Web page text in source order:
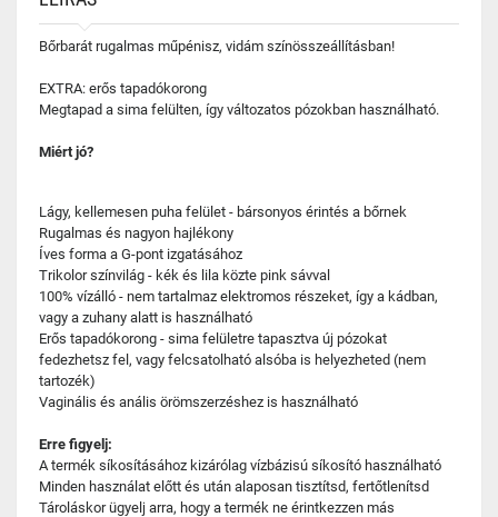
Bőrbarát rugalmas műpénisz, vidám színösszeállításban!
EXTRA: erős tapadókorong
Megtapad a sima felülten, így változatos pózokban használható.
Miért jó?
Lágy, kellemesen puha felület - bársonyos érintés a bőrnek
Rugalmas és nagyon hajlékony
Íves forma a G-pont izgatásához
Trikolor színvilág - kék és lila közte pink sávval
100% vízálló - nem tartalmaz elektromos részeket, így a kádban,
vagy a zuhany alatt is használható
Erős tapadókorong - sima felületre tapasztva új pózokat
fedezhetsz fel, vagy felcsatolható alsóba is helyezheted (nem
tartozék)
Vaginális és anális örömszerzéshez is használható
Erre figyelj:
A termék síkosításához kizárólag vízbázisú síkosító használható
Minden használat előtt és után alaposan tisztítsd, fertőtlenítsd
Tároláskor ügyelj arra, hogy a termék ne érintkezzen más